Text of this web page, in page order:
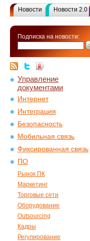
Новости Новости 2.0
Подписка на новости:
Управление
документами
Интернет
Интеграция
Безопасность
Мобильная связь
Фиксированная связь
ПО
Рынок ПК
Маркетинг
Торговые сети
Оборудование
Outsourcing
Кадры
Регулирование